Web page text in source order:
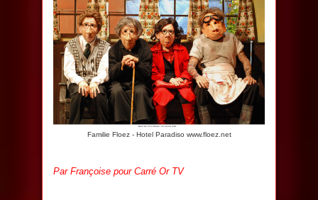
Familie Floez - Hotel Paradiso www.floez.net
Par Françoise pour Carré Or TV